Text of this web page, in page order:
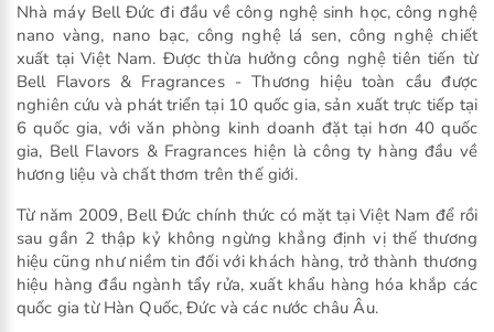
Nhà máy Bell Đức đi đầu về công nghệ sinh học, công nghệ
nano vàng, nano bạc, công nghệ lá sen, công nghệ chiết
xuất tại Việt Nam. Được thừa hưởng công nghệ tiên tiến từ
Bell Flavors & Fragrances - Thương hiệu toàn cầu được
nghiên cứu và phát triển tại 10 quốc gia, sản xuất trực tiếp tại
6 quốc gia, với văn phòng kinh doanh đặt tại hơn 40 quốc
gia, Bell Flavors & Fragrances hiện là công ty hàng đầu về
hương liệu và chất thơm trên thế giới.
Từ năm 2009, Bell Đức chính thức có mặt tại Việt Nam để rồi
sau gần 2 thập kỷ không ngừng khẳng định vị thế thương
hiệu cũng như niềm tin đối với khách hàng, trở thành thương
hiệu hàng đầu ngành tẩy rửa, xuất khẩu hàng hóa khắp các
quốc gia từ Hàn Quốc, Đức và các nước châu Âu.